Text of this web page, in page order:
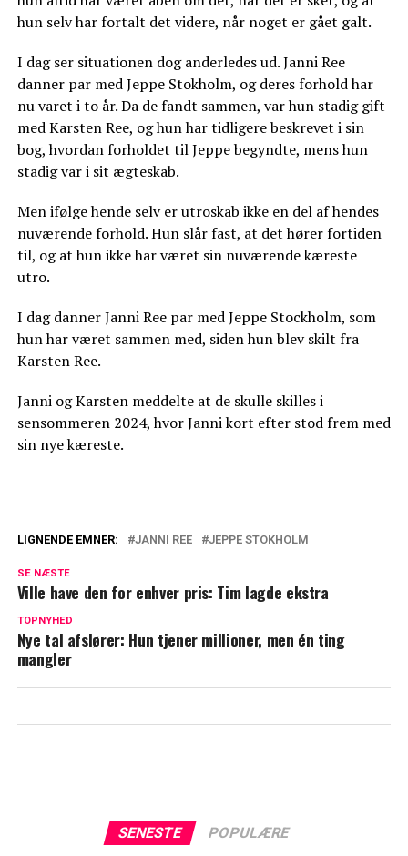
hun selv har fortalt det videre, når noget er gået galt.
I dag ser situationen dog anderledes ud. Janni Ree
danner par med Jeppe Stokholm, og deres forhold har
nu varet i to år. Da de fandt sammen, var hun stadig gift
med Karsten Ree, og hun har tidligere beskrevet i sin
bog, hvordan forholdet til Jeppe begyndte, mens hun
stadig var i sit ægteskab.
Men ifølge hende selv er utroskab ikke en del af hendes
nuværende forhold. Hun slår fast, at det hører fortiden
til, og at hun ikke har været sin nuværende kæreste
utro.
I dag danner Janni Ree par med Jeppe Stockholm, som
hun har været sammen med, siden hun blev skilt fra
Karsten Ree.
Janni og Karsten meddelte at de skulle skilles i
sensommeren 2024, hvor Janni kort efter stod frem med
sin nye kæreste.
fortid med dansk kendis
imellem tager livet en drejning"
LIGNENDE EMNER: JANNI REE JEPPE STOKHOLM
SE NÆSTE
Ville have den for enhver pris: Tim lagde ekstra
TOPNYHED
Nye tal afslører: Hun tjener millioner, men én ting
mangler
SENESTE POPULÆRE